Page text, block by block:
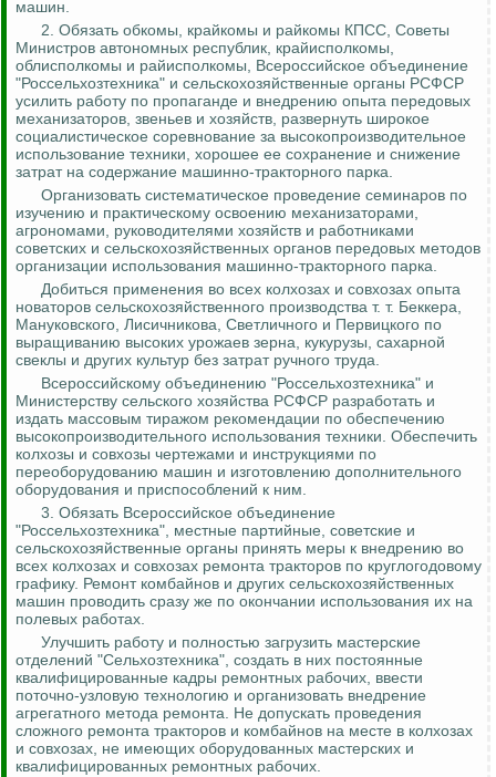
машин.
2. Обязать обкомы, крайкомы и райкомы КПСС, Советы
Министров автономных республик, крайисполкомы,
облисполкомы и райисполкомы, Всероссийское объединение
"Россельхозтехника" и сельскохозяйственные органы РСФСР
усилить работу по пропаганде и внедрению опыта передовых
механизаторов, звеньев и хозяйств, развернуть широкое
социалистическое соревнование за высокопроизводительное
использование техники, хорошее ее сохранение и снижение
затрат на содержание машинно-тракторного парка.
Организовать систематическое проведение семинаров по
изучению и практическому освоению механизаторами,
агрономами, руководителями хозяйств и работниками
советских и сельскохозяйственных органов передовых методов
организации использования машинно-тракторного парка.
Добиться применения во всех колхозах и совхозах опыта
новаторов сельскохозяйственного производства т. т. Беккера,
Мануковского, Лисичникова, Светличного и Первицкого по
выращиванию высоких урожаев зерна, кукурузы, сахарной
свеклы и других культур без затрат ручного труда.
Всероссийскому объединению "Россельхозтехника" и
Министерству сельского хозяйства РСФСР разработать и
издать массовым тиражом рекомендации по обеспечению
высокопроизводительного использования техники. Обеспечить
колхозы и совхозы чертежами и инструкциями по
переоборудованию машин и изготовлению дополнительного
оборудования и приспособлений к ним.
3. Обязать Всероссийское объединение
"Россельхозтехника", местные партийные, советские и
сельскохозяйственные органы принять меры к внедрению во
всех колхозах и совхозах ремонта тракторов по круглогодовому
графику. Ремонт комбайнов и других сельскохозяйственных
машин проводить сразу же по окончании использования их на
полевых работах.
Улучшить работу и полностью загрузить мастерские
отделений "Сельхозтехника", создать в них постоянные
квалифицированные кадры ремонтных рабочих, ввести
поточно-узловую технологию и организовать внедрение
агрегатного метода ремонта. Не допускать проведения
сложного ремонта тракторов и комбайнов на месте в колхозах
и совхозах, не имеющих оборудованных мастерских и
квалифицированных ремонтных рабочих.